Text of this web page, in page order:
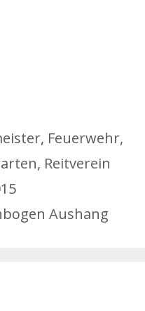
, Feuerwehr,
, Reitverein
Aushang